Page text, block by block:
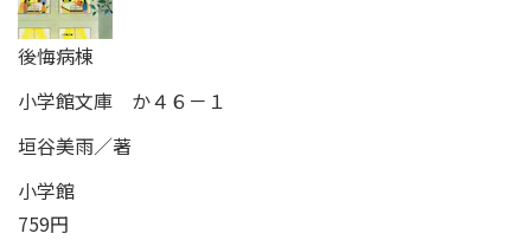
後悔病棟
小学館文庫 か４６－１
垣谷美雨／著
小学館
759円